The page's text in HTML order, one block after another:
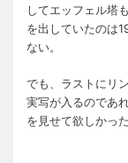
してエッフェル塔
を出していたのは
ない。
でも、ラストにリ
実写が入るのであ
を見せて欲しかっ